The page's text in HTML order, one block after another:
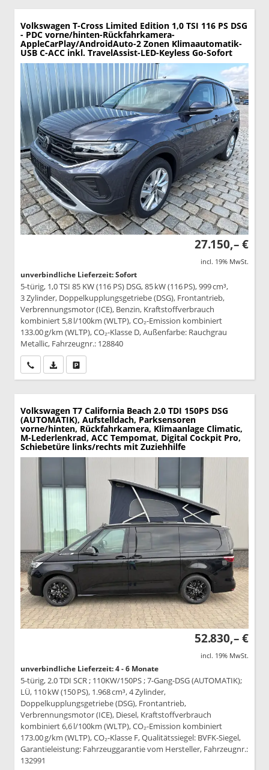
Volkswagen T-Cross Limited Edition 1,0 TSI 116 PS DSG
- PDC vorne/hinten-Rückfahrkamera-
AppleCarPlay/AndroidAuto-2 Zonen Klimaautomatik-
USB C-ACC inkl. TravelAssist-LED-Keyless Go-Sofort
27.150,– €
incl. 19% MwSt.
unverbindliche Lieferzeit: Sofort
5-türig, 1,0 TSI 85 KW (116 PS) DSG, 85 kW (116 PS), 999 cm³,
3 Zylinder, Doppelkupplungsgetriebe (DSG), Frontantrieb,
Verbrennungsmotor (ICE), Benzin, Kraftstoffverbrauch
kombiniert 5,8 l/100km (WLTP), CO₂-Emission kombiniert
133.00 g/km (WLTP), CO₂-Klasse D, Außenfarbe: Rauchgrau
Metallic, Fahrzeugnr.: 128840
Wir rufen Sie anPDF-Datei, Fahrzeugexposé drucken
Volkswagen T7 California Beach 2.0 TDI 150PS DSG
(AUTOMATIK), Aufstelldach, Parksensoren
vorne/hinten, Rückfahrkamera, Klimaanlage Climatic,
M-Lederlenkrad, ACC Tempomat, Digital Cockpit Pro,
Schiebetüre links/rechts mit Zuziehhilfe
52.830,– €
incl. 19% MwSt.
unverbindliche Lieferzeit: 4 - 6 Monate
5-türig, 2.0 TDI SCR ; 110KW/150PS ; 7-Gang-DSG (AUTOMATIK);
LÜ, 110 kW (150 PS), 1.968 cm³, 4 Zylinder,
Doppelkupplungsgetriebe (DSG), Frontantrieb,
Verbrennungsmotor (ICE), Diesel, Kraftstoffverbrauch
kombiniert 6,6 l/100km (WLTP), CO₂-Emission kombiniert
173.00 g/km (WLTP), CO₂-Klasse F, Qualitätssiegel: BVFK-Siegel,
Garantieleistung: Fahrzeuggarantie vom Hersteller, Fahrzeugnr.:
132991